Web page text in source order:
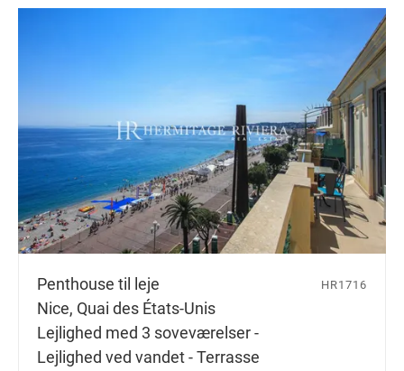
Penthouse til leje
Nice, Quai des États-Unis
Lejlighed med 3 soveværelser -
Lejlighed ved vandet - Terrasse
HR1716